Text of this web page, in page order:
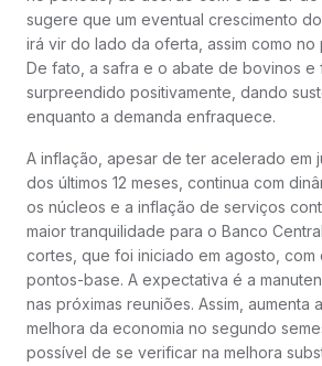
sugere que um eventual crescimento
irá vir do lado da oferta, assim como no
De fato, a safra e o abate de bovinos e
surpreendido positivamente, dando
enquanto a demanda enfraquece.
A inflação, apesar de ter acelerado em
dos últimos 12 meses, continua com
os núcleos e a inflação de serviços
maior tranquilidade para o Banco
cortes, que foi iniciado em agosto, com
pontos-base. A expectativa é a
nas próximas reuniões. Assim, aumenta
melhora da economia no segundo
possível de se verificar na melhora